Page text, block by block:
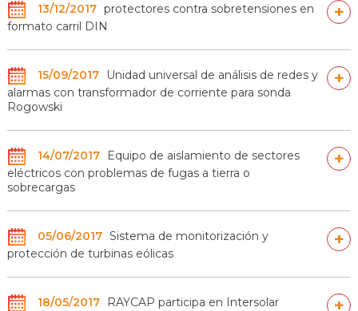
13/12/2017 protectores contra sobretensiones en
formato carril DIN
+
15/09/2017
Unidad universal de análisis de redes y
alarmas con transformador de corriente para sonda
Rogowski
+
14/07/2017
Equipo de aislamiento de sectores
eléctricos con problemas de fugas a tierra o
sobrecargas
+
05/06/2017 Sistema de monitorización y
protección de turbinas eólicas
+
18/05/2017 RAYCAP participa en Intersolar +